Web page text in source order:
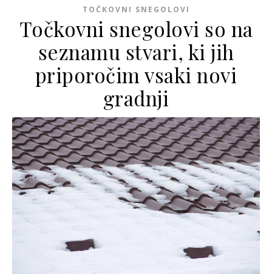
TOČKOVNI SNEGOLOVI
Točkovni snegolovi so na
seznamu stvari, ki jih
priporočim vsaki novi
gradnji